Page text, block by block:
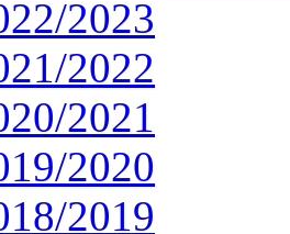
2023
2022
2021
2020
2019